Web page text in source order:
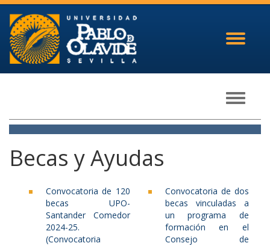
Toggle
Toggle
Becas y Ayudas
Convocatoria de 120
becas UPO-
Santander Comedor
2024-25.
(Convocatoria
Convocatoria de dos
becas vinculadas a
un programa de
formación en el
Consejo de